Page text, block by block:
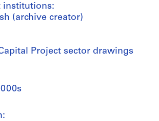
institutions:
(archive creator)
Project sector drawings